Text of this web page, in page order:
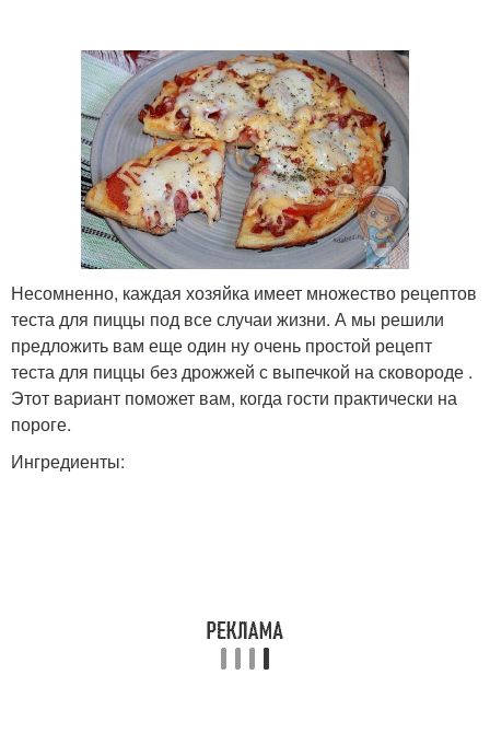
использованием
Несомненно, каждая хозяйка имеет множество рецептов
теста для пиццы под все случаи жизни. А мы решили
предложить вам еще один ну очень простой рецепт
теста для пиццы без дрожжей с выпечкой на сковороде .
Этот вариант поможет вам, когда гости практически на
пороге.
Ингредиенты: